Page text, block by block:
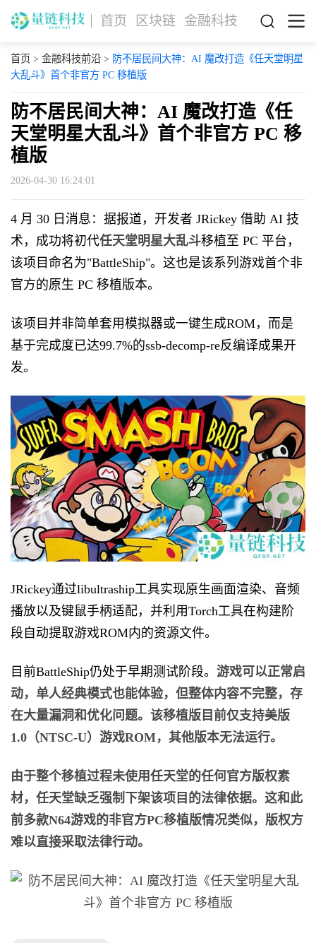
首页 区块链 金融科技
首页 > 金融科技前沿> 防不居民间大神：AI 魔改打造《任天堂明星
大乱斗》首个非官方 PC 移植版
防不居民间大神：AI 魔改打造《任
天堂明星大乱斗》首个非官方 PC 移
植版
2026-04-30 16:24:01
4 月 30 日消息：据报道，开发者 JRickey 借助 AI 技
术，成功将初代任天堂明星大乱斗移植至 PC 平台，
该项目命名为"BattleShip"。这也是该系列游戏首个非
官方的原生 PC 移植版本。
该项目并非简单套用模拟器或一键生成ROM，而是
基于完成度已达99.7%的ssb-decomp-re反编译成果开
发。
JRickey通过libultraship工具实现原生画面渲染、音频
播放以及键鼠手柄适配，并利用Torch工具在构建阶
段自动提取游戏ROM内的资源文件。
目前BattleShip仍处于早期测试阶段。 游戏可以正常启
动，单人经典模式也能体验，但整体内容不完整，存
在大量漏洞和优化问题。该移植版目前仅支持美版
1.0（NTSC-U）游戏ROM，其他版本无法运行。
由于整个移植过程未使用任天堂的任何官方版权素
材，任天堂缺乏强制下架该项目的法律依据。这和此
前多款N64游戏的非官方PC移植版情况类似，版权方
难以直接采取法律行动。